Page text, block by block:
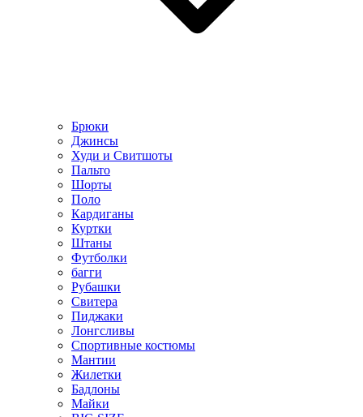
Брюки
Джинсы
Худи и Свитшоты
Пальто
Шорты
Поло
Кардиганы
Куртки
Штаны
Футболки
багги
Рубашки
Свитера
Пиджаки
Лонгсливы
Спортивные костюмы
Мантии
Жилетки
Бадлоны
Майки